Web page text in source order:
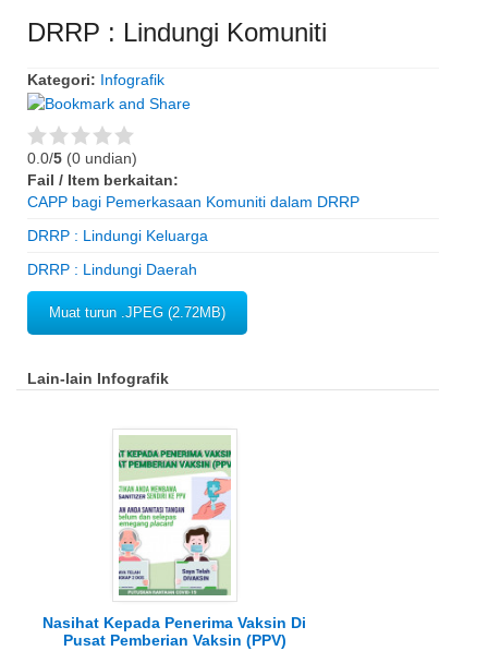
DRRP : Lindungi Komuniti
Kategori: Infografik
0.0/5 (0 undian)
Fail / Item berkaitan:
CAPP bagi Pemerkasaan Komuniti dalam DRRP
DRRP : Lindungi Keluarga
DRRP : Lindungi Daerah
Muat turun .JPEG (2.72MB)
Lain-lain Infografik
Nasihat Kepada Penerima Vaksin Di
Pusat Pemberian Vaksin (PPV)